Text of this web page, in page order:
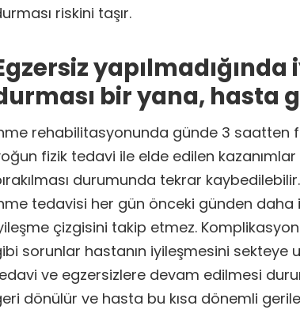
riskini taşır.
bir yana, hasta
rehabilitasyonunda günde 3 saatten
fizik tedavi ile elde edilen
durumunda tekrar
tedavisi her gün önceki günden daha
çizgisini takip etmez.
sorunlar hastanın iyileşmesini sekteye
ve egzersizlere devam edilmesi
dönülür ve hasta bu kısa dönemli